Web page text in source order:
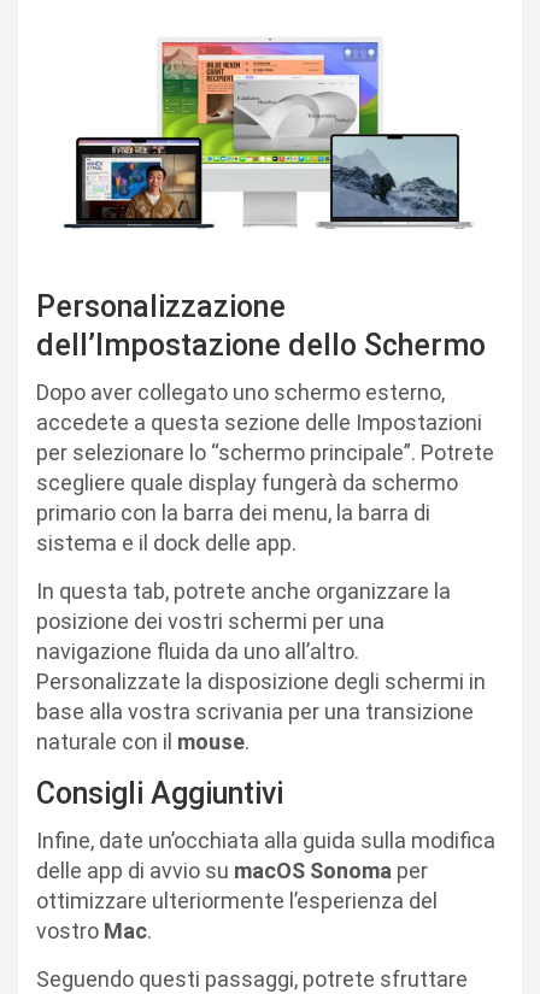
Personalizzazione
dell’Impostazione dello Schermo
Dopo aver collegato uno schermo esterno,
accedete a questa sezione delle Impostazioni
per selezionare lo “schermo principale”. Potrete
scegliere quale display fungerà da schermo
primario con la barra dei menu, la barra di
sistema e il dock delle app.
In questa tab, potrete anche organizzare la
posizione dei vostri schermi per una
navigazione fluida da uno all’altro.
Personalizzate la disposizione degli schermi in
base alla vostra scrivania per una transizione
naturale con il mouse.
Consigli Aggiuntivi
Infine, date un’occhiata alla guida sulla modifica
delle app di avvio su macOS Sonoma per
ottimizzare ulteriormente l’esperienza del
vostro Mac.
Seguendo questi passaggi, potrete sfruttare